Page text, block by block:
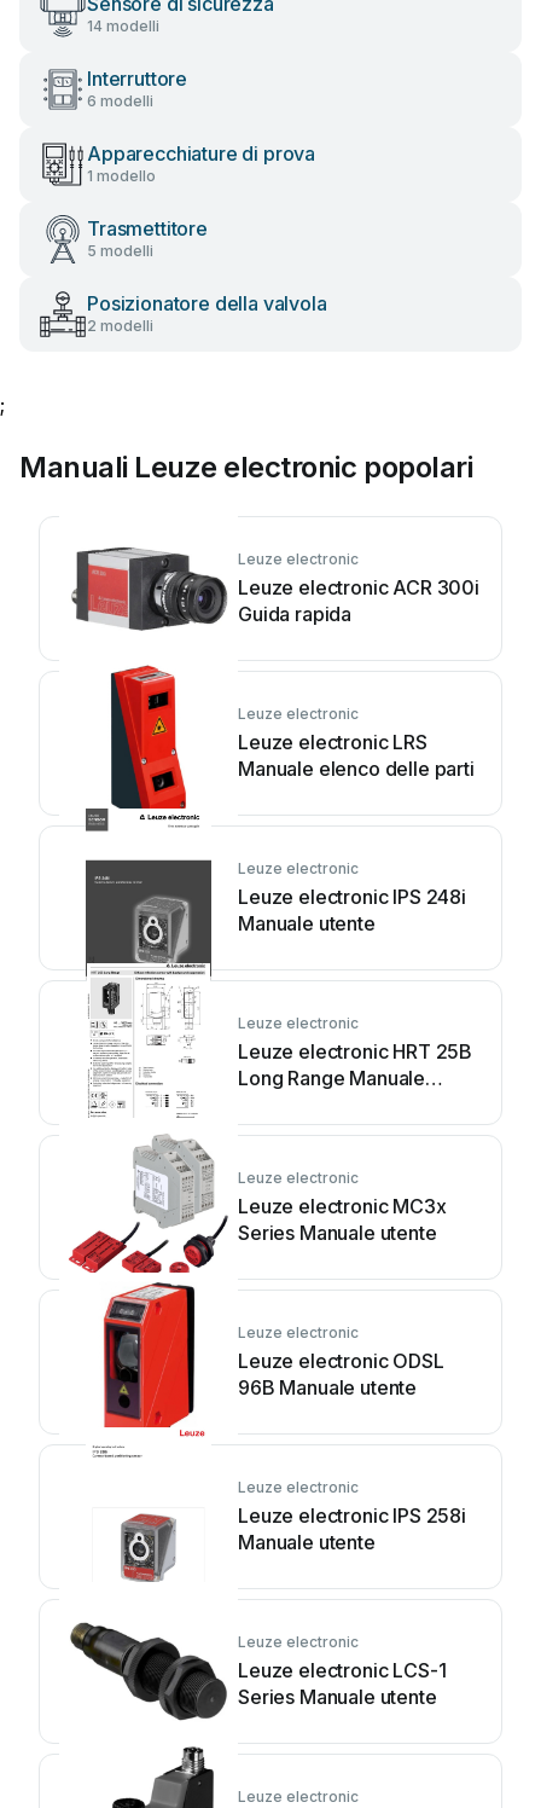
14 modelli
Interruttore
6 modelli
Apparecchiature di prova
1 modello
Trasmettitore
5 modelli
Posizionatore della valvola
2 modelli
;
Manuali Leuze electronic popolari
Leuze electronic
Leuze electronic ACR 300i
Guida rapida
Leuze electronic
Leuze electronic LRS
Manuale elenco delle parti
Leuze electronic
Leuze electronic IPS 248i
Manuale utente
Leuze electronic
Leuze electronic HRT 25B
Long Range Manuale
Leuze electronic
Leuze electronic MC3x
Series Manuale utente
Leuze electronic
Leuze electronic ODSL
96B Manuale utente
Leuze electronic
Leuze electronic IPS 258i
Manuale utente
Leuze electronic
Leuze electronic LCS-1
Series Manuale utente
Leuze electronic